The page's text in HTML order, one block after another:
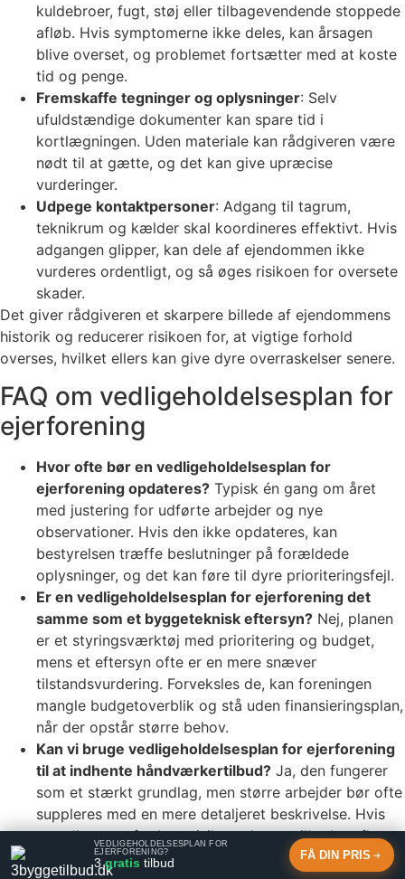
kuldebroer, fugt, støj eller tilbagevendende stoppede
afløb. Hvis symptomerne ikke deles, kan årsagen
blive overset, og problemet fortsætter med at koste
tid og penge.
Fremskaffe tegninger og oplysninger: Selv
ufuldstændige dokumenter kan spare tid i
kortlægningen. Uden materiale kan rådgiveren være
nødt til at gætte, og det kan give upræcise
vurderinger.
Udpege kontaktpersoner: Adgang til tagrum,
teknikrum og kælder skal koordineres effektivt. Hvis
adgangen glipper, kan dele af ejendommen ikke
vurderes ordentligt, og så øges risikoen for oversete
skader.
Det giver rådgiveren et skarpere billede af ejendommens
historik og reducerer risikoen for, at vigtige forhold
overses, hvilket ellers kan give dyre overraskelser senere.
FAQ om vedligeholdelsesplan for
ejerforening
Hvor ofte bør en vedligeholdelsesplan for
ejerforening opdateres? Typisk én gang om året
med justering for udførte arbejder og nye
observationer. Hvis den ikke opdateres, kan
bestyrelsen træffe beslutninger på forældede
oplysninger, og det kan føre til dyre prioriteringsfejl.
Er en vedligeholdelsesplan for ejerforening det
samme som et byggeteknisk eftersyn? Nej, planen
er et styringsværktøj med prioritering og budget,
mens et eftersyn ofte er en mere snæver
tilstandsvurdering. Forveksles de, kan foreningen
mangle budgetoverblik og stå uden finansieringsplan,
når der opstår større behov.
Kan vi bruge vedligeholdelsesplan for ejerforening
til at indhente håndværkertilbud? Ja, den fungerer
som et stærkt grundlag, men større arbejder bør ofte
suppleres med en mere detaljeret beskrivelse. Hvis
grundlaget er for løst, risikerer I uens tilbud og flere
ekstraregninger undervejs.
VEDLIGEHOLDELSESPLAN FOR
EJERFORENING?
3gratis tilbud
FÅ DIN PRIS